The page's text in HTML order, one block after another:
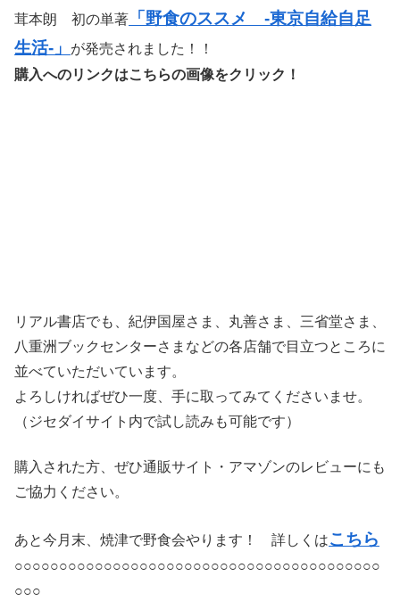
茸本朗 初の単著
「野食のススメ -東京自給自足
生活-」
が発売されました！！
購入へのリンクはこちらの画像をクリック！
リアル書店でも、紀伊国屋さま、丸善さま、三省堂さま、
八重洲ブックセンターさまなどの各店舗で目立つところに
並べていただいています。
よろしければぜひ一度、手に取ってみてくださいませ。
（ジセダイサイト内で試し読みも可能です）
購入された方、ぜひ通販サイト・アマゾンのレビューにも
ご協力ください。
あと今月末、焼津で野食会やります！ 詳しくはこちら
○○○○○○○○○○○○○○○○○○○○○○○○○○○○○○○○○○○○○○○○○
○○○